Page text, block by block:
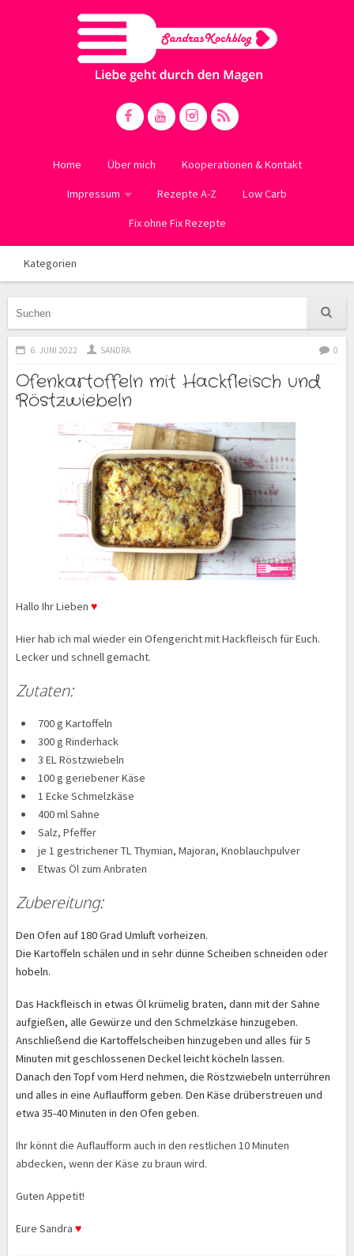
Home Über mich Kooperationen & Kontakt
Impressum Rezepte A-Z Low Carb
Fix ohne Fix Rezepte
Kategorien
6. JUNI 2022 SANDRA 0
Ofenkartoffeln mit Hackfleisch und
Röstzwiebeln
Hallo Ihr Lieben ♥
Hier hab ich mal wieder ein Ofengericht mit Hackfleisch für Euch.
Lecker und schnell gemacht.
Zutaten:
700 g Kartoffeln
300 g Rinderhack
3 EL Röstzwiebeln
100 g geriebener Käse
1 Ecke Schmelzkäse
400 ml Sahne
Salz, Pfeffer
je 1 gestrichener TL Thymian, Majoran, Knoblauchpulver
Etwas Öl zum Anbraten
Zubereitung:
Den Ofen auf 180 Grad Umluft vorheizen.
Die Kartoffeln schälen und in sehr dünne Scheiben schneiden oder
hobeln.
Das Hackfleisch in etwas Öl krümelig braten, dann mit der Sahne
aufgießen, alle Gewürze und den Schmelzkäse hinzugeben.
Anschließend die Kartoffelscheiben hinzugeben und alles für 5
Minuten mit geschlossenen Deckel leicht köcheln lassen.
Danach den Topf vom Herd nehmen, die Röstzwiebeln unterrühren
und alles in eine Auflaufform geben. Den Käse drüberstreuen und
etwa 35-40 Minuten in den Ofen geben.
Ihr könnt die Auflaufform auch in den restlichen 10 Minuten
abdecken, wenn der Käse zu braun wird.
Guten Appetit!
Eure Sandra ♥